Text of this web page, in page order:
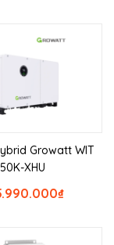
Growatt WIT
50K-XHU
₫